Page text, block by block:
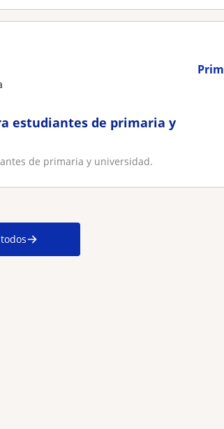
estudiantes de primaria y
de primaria y universidad.